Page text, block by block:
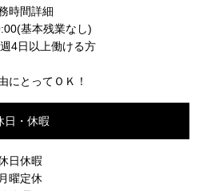
時間詳細
基本残業なし)
4日以上働ける方
にとってＯＫ！
日・休暇
日休暇
月曜定休